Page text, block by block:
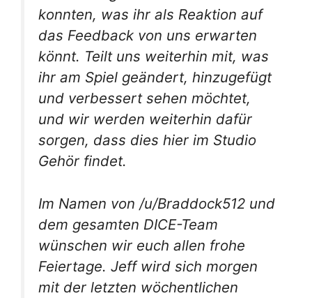
konnten, was ihr als Reaktion auf
das Feedback von uns erwarten
könnt. Teilt uns weiterhin mit, was
ihr am Spiel geändert, hinzugefügt
und verbessert sehen möchtet,
und wir werden weiterhin dafür
sorgen, dass dies hier im Studio
Gehör findet.
Im Namen von /u/Braddock512 und
dem gesamten DICE-Team
wünschen wir euch allen frohe
Feiertage. Jeff wird sich morgen
mit der letzten wöchentlichen